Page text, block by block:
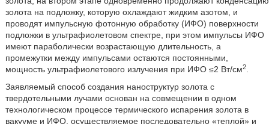
золота на подложку, которую охлаждают жидким азотом, и
проводят импульсную фотонную обработку (ИФО) поверхности
подложки в ультрафиолетовом спектре, при этом импульсы ИФО
имеют параболически возрастающую длительность, а
промежутки между импульсами остаются постоянными,
мощность ультрафиолетового излучения при ИФО ≤2 Вт/см2.
Заявляемый способ создания наноструктур золота с
твердотельными лучами основан на совмещении в одном
технологическом процессе термического испарения золота в
вакууме и ИФО, осуществляемое последовательно «теплой» и